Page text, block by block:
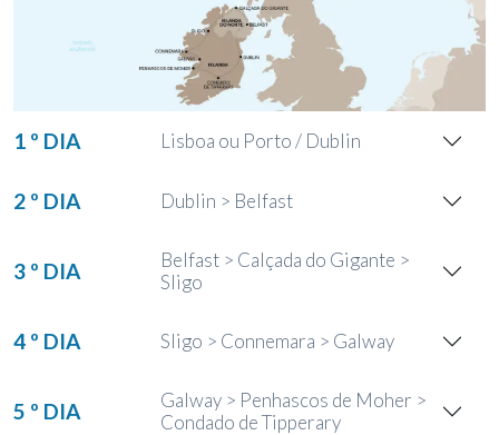
1 º DIA Lisboa ou Porto / Dublin
2 º DIA Dublin > Belfast
3 º DIA
Belfast > Calçada do Gigante >
Sligo
4 º DIA Sligo > Connemara > Galway
5 º DIA
Galway > Penhascos de Moher >
Condado de Tipperary